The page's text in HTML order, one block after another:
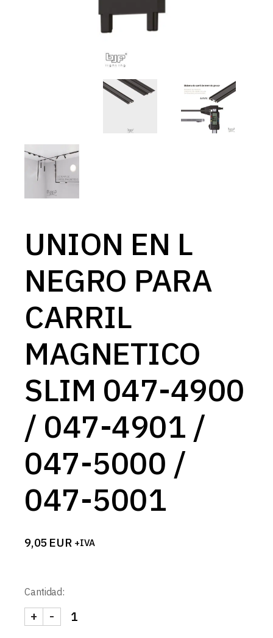
UNION EN L
NEGRO PARA
CARRIL
MAGNETICO
SLIM 047-4900
/ 047-4901 /
047-5000 /
047-5001
9,05 EUR +IVA
Cantidad:
UNION EN L NEGRO PARA CARRIL
-
+